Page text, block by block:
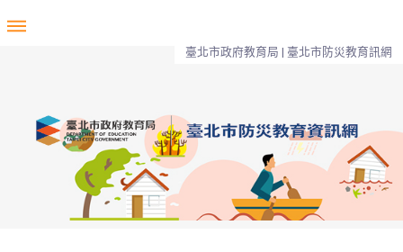
臺北市政府教育局 | 臺北市防災教育訊網